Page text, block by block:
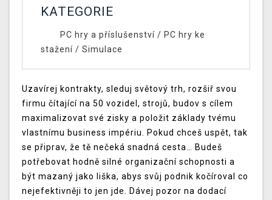
KATEGORIE
PC hry a příslušenství/ PC hry ke
stažení / Simulace
Uzavírej kontrakty, sleduj světový trh, rozšiř svou
firmu čítající na 50 vozidel, strojů, budov s cílem
maximalizovat své zisky a položit základy tvému
vlastnímu business impériu. Pokud chceš uspět, tak
se připrav, že tě nečeká snadná cesta… Budeš
potřebovat hodně silné organizační schopnosti a
být mazaný jako liška, abys svůj podnik kočíroval co
nejefektivněji to jen jde. Dávej pozor na dodací